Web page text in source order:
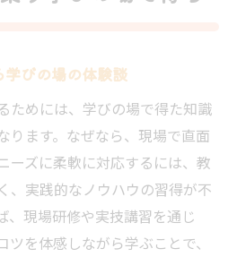
結する学びの実践事例集
びの場の体験談
ためには、学びの場で得た知識
ります。なぜなら、現場で直面
ーズに柔軟に対応するには、教
、実践的なノウハウの習得が不
、現場研修や実技講習を通じ
を体感しながら学ぶことで、